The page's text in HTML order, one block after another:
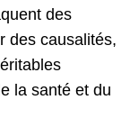
des
des causalités,
la santé et du